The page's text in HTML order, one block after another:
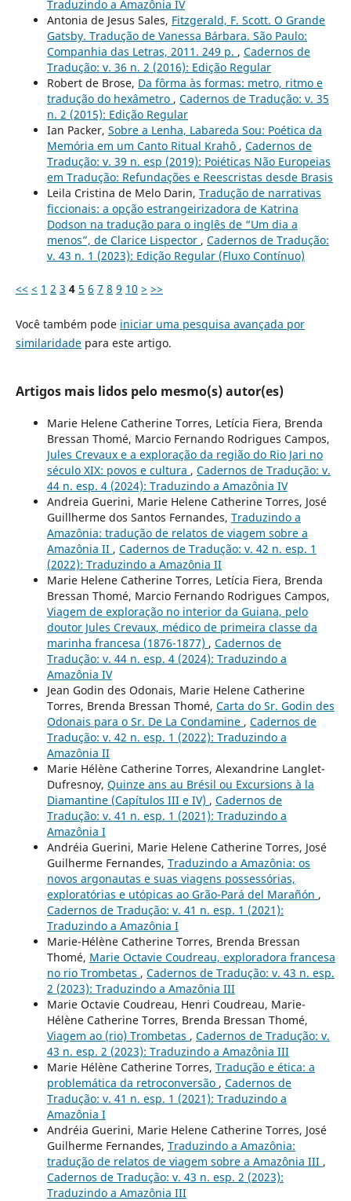
Traduzindo a Amazônia IV
Antonia de Jesus Sales, Fitzgerald, F. Scott. O Grande
Gatsby. Tradução de Vanessa Bárbara. São Paulo:
Companhia das Letras, 2011. 249 p. , Cadernos de
Tradução: v. 36 n. 2 (2016): Edição Regular
Robert de Brose, Da fôrma às formas: metro, ritmo e
tradução do hexâmetro , Cadernos de Tradução: v. 35
n. 2 (2015): Edição Regular
Ian Packer, Sobre a Lenha, Labareda Sou: Poética da
Memória em um Canto Ritual Krahô , Cadernos de
Tradução: v. 39 n. esp (2019): Poiéticas Não Europeias
em Tradução: Refundações e Reescristas desde Brasis
Leila Cristina de Melo Darin, Tradução de narrativas
ficcionais: a opção estrangeirizadora de Katrina
Dodson na tradução para o inglês de “Um dia a
menos”, de Clarice Lispector , Cadernos de Tradução:
v. 43 n. 1 (2023): Edição Regular (Fluxo Contínuo)
<< < 1 2 3 4 5 6 7 8 9 10 > >>
Você também pode iniciar uma pesquisa avançada por
similaridadepara este artigo.
Artigos mais lidos pelo mesmo(s) autor(es)
Marie Helene Catherine Torres, Letícia Fiera, Brenda
Bressan Thomé, Marcio Fernando Rodrigues Campos,
Jules Crevaux e a exploração da região do Rio Jari no
século XIX: povos e cultura , Cadernos de Tradução: v.
44 n. esp. 4 (2024): Traduzindo a Amazônia IV
Andreia Guerini, Marie Helene Catherine Torres, José
Guillherme dos Santos Fernandes, Traduzindo a
Amazônia: tradução de relatos de viagem sobre a
Amazônia II , Cadernos de Tradução: v. 42 n. esp. 1
(2022): Traduzindo a Amazônia II
Marie Helene Catherine Torres, Letícia Fiera, Brenda
Bressan Thomé, Marcio Fernando Rodrigues Campos,
Viagem de exploração no interior da Guiana, pelo
doutor Jules Crevaux, médico de primeira classe da
marinha francesa (1876-1877) , Cadernos de
Tradução: v. 44 n. esp. 4 (2024): Traduzindo a
Amazônia IV
Jean Godin des Odonais, Marie Helene Catherine
Torres, Brenda Bressan Thomé, Carta do Sr. Godin des
Odonais para o Sr. De La Condamine , Cadernos de
Tradução: v. 42 n. esp. 1 (2022): Traduzindo a
Amazônia II
Marie Hélène Catherine Torres, Alexandrine Langlet-
Dufresnoy, Quinze ans au Brésil ou Excursions à la
Diamantine (Capítulos III e IV) , Cadernos de
Tradução: v. 41 n. esp. 1 (2021): Traduzindo a
Amazônia I
Andréia Guerini, Marie Helene Catherine Torres, José
Guilherme Fernandes, Traduzindo a Amazônia: os
novos argonautas e suas viagens possessórias,
exploratórias e utópicas ao Grão-Pará del Marañón ,
Cadernos de Tradução: v. 41 n. esp. 1 (2021):
Traduzindo a Amazônia I
Marie-Hélène Catherine Torres, Brenda Bressan
Thomé, Marie Octavie Coudreau, exploradora francesa
no rio Trombetas , Cadernos de Tradução: v. 43 n. esp.
2 (2023): Traduzindo a Amazônia III
Marie Octavie Coudreau, Henri Coudreau, Marie-
Hélène Catherine Torres, Brenda Bressan Thomé,
Viagem ao (rio) Trombetas , Cadernos de Tradução: v.
43 n. esp. 2 (2023): Traduzindo a Amazônia III
Marie Hélène Catherine Torres, Tradução e ética: a
problemática da retroconversão , Cadernos de
Tradução: v. 41 n. esp. 1 (2021): Traduzindo a
Amazônia I
Andréia Guerini, Marie Helene Catherine Torres, José
Guilherme Fernandes, Traduzindo a Amazônia:
tradução de relatos de viagem sobre a Amazônia III ,
Cadernos de Tradução: v. 43 n. esp. 2 (2023):
Traduzindo a Amazônia III